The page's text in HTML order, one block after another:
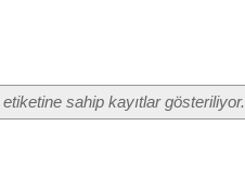
etiketine sahip kayıtlar gösteriliyor.